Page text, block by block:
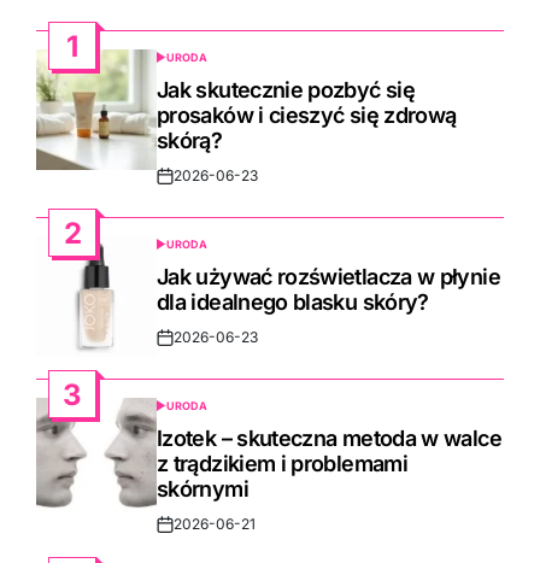
1
POSTED
IN
URODA
Jak skutecznie pozbyć się
prosaków i cieszyć się zdrową
skórą?
Post2026-06-23
2
POSTED
IN
URODA
Jak używać rozświetlacza w płynie
dla idealnego blasku skóry?
Post2026-06-23
3
POSTED
IN
URODA
Izotek – skuteczna metoda w walce
z trądzikiem i problemami
skórnymi
Post2026-06-21